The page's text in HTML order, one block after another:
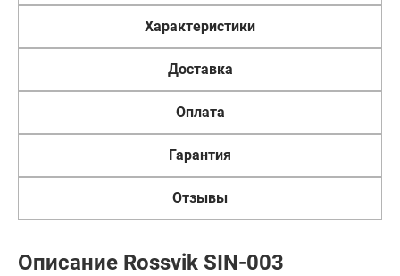
Характеристики
Доставка
Оплата
Гарантия
Отзывы
Описание Rossvik SIN-003